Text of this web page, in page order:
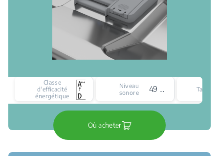
Classe
d'efficacité
énergétique
Niveau
sonore
49 dBA Taille
Où acheter